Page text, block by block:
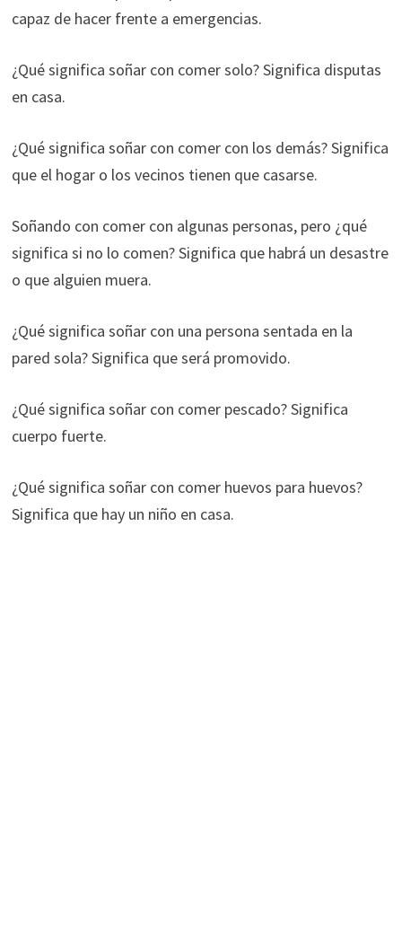
capaz de hacer frente a emergencias.
¿Qué significa soñar con comer solo? Significa disputas
en casa.
¿Qué significa soñar con comer con los demás? Significa
que el hogar o los vecinos tienen que casarse.
Soñando con comer con algunas personas, pero ¿qué
significa si no lo comen? Significa que habrá un desastre
o que alguien muera.
¿Qué significa soñar con una persona sentada en la
pared sola? Significa que será promovido.
¿Qué significa soñar con comer pescado? Significa
cuerpo fuerte.
¿Qué significa soñar con comer huevos para huevos?
Significa que hay un niño en casa.